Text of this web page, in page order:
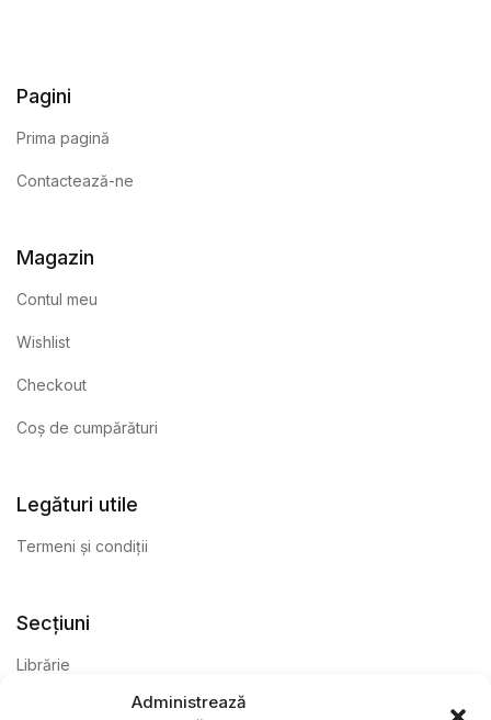
Administrează
Pagini
Prima pagină
Contactează-ne
Magazin
Contul meu
Wishlist
Checkout
Coș de cumpărături
Legături utile
Termeni și condiții
Secțiuni
Librărie